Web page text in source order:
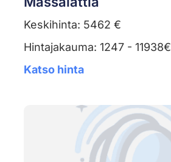
Keskihinta: 5462 €
Hintajakauma: 1247 - 11938€
Katso hinta